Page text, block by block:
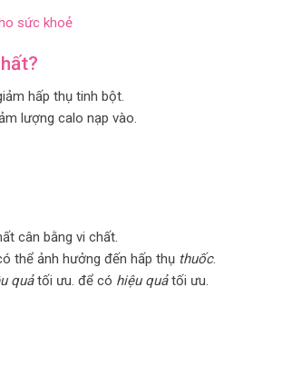
sức khoẻ
hấp thụ tinh bột.
lượng calo nạp vào.
cân bằng vi chất.
thể ảnh hưởng đến hấp thụ thuốc.
quảtối ưu. để có hiệu quảtối ưu.